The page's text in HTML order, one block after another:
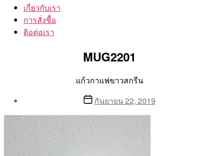
เกี่ยวกับเรา
การสั่งชื้อ
ติอต่อเรา
MUG2201
แก้วกาแฟขาวสกรีน
By
Postกันยายน 22, 2019